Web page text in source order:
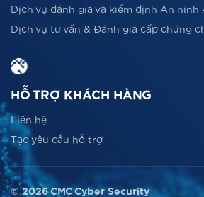
Dịch vụ đánh giá và kiểm định An ninh
Dịch vụ tư vấn & Đánh giá cấp chứng
HỖ TRỢ KHÁCH HÀNG
Liên hệ
Tạo yêu cầu hỗ trợ
© 2026 CMC Cyber Security